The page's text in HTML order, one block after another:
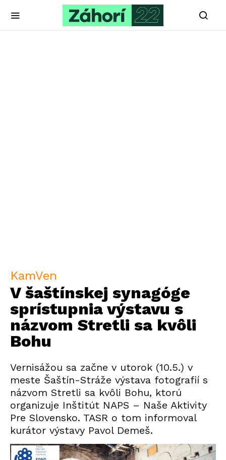
KamVen
V šaštínskej synagóge
sprístupnia výstavu s
názvom Stretli sa kvôli
Bohu
Vernisážou sa začne v utorok (10.5.) v
meste Šaštín-Stráže výstava fotografií s
názvom Stretli sa kvôli Bohu, ktorú
organizuje Inštitút NAPS – Naše Aktivity
Pre Slovensko. TASR o tom informoval
kurátor výstavy Pavol Demeš.